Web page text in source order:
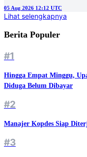
05 Aug 2026 12:12 UTC
Lihat selengkapnya
Berita Populer
#1
Hingga Empat Minggu,
Diduga Belum Dibayar
#2
Manajer Kopdes Siap
#3